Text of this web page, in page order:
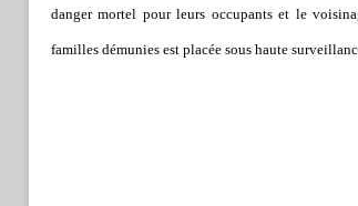
danger mortel pour leurs occupants et le
familles démunies est placée sous haute